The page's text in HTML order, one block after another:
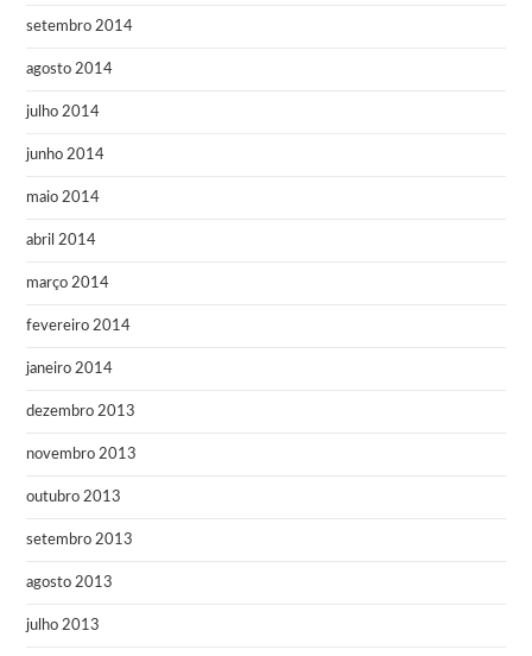
setembro 2014
agosto 2014
julho 2014
junho 2014
maio 2014
abril 2014
março 2014
fevereiro 2014
janeiro 2014
dezembro 2013
novembro 2013
outubro 2013
setembro 2013
agosto 2013
julho 2013